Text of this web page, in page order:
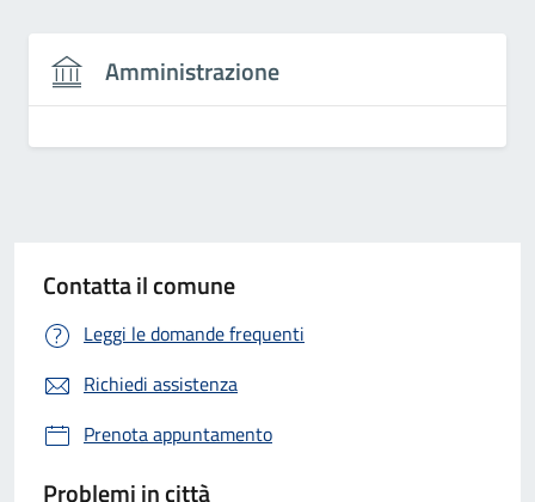
Amministrazione
Contatta il comune
Leggi le domande frequenti
Richiedi assistenza
Prenota appuntamento
Problemi in città